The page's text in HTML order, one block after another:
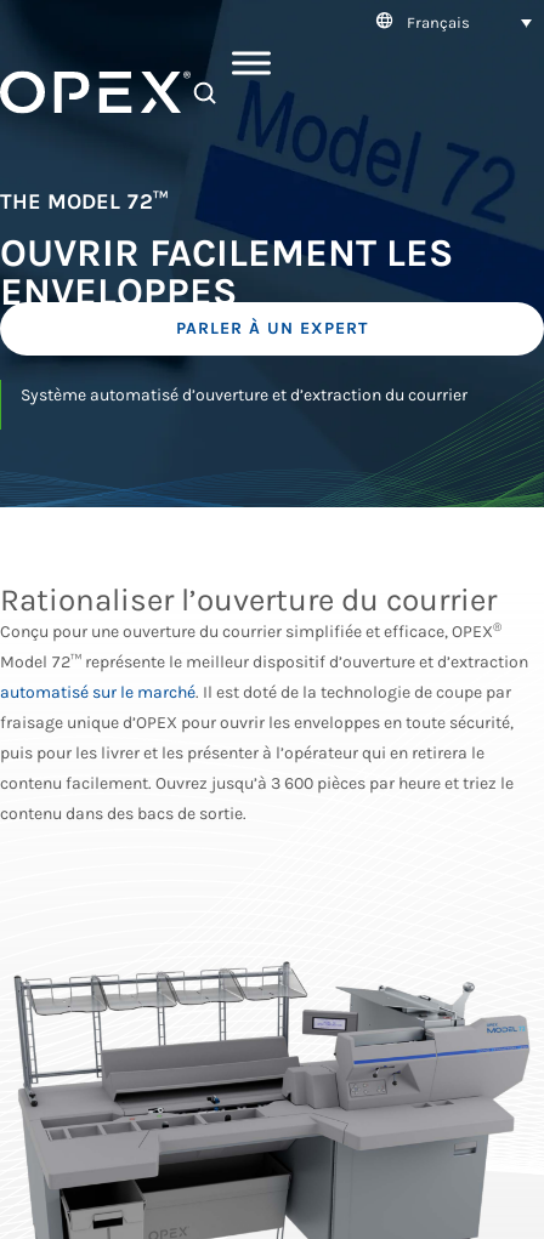
Français
SEARCH
THE MODEL 72™
OUVRIR FACILEMENT LES
ENVELOPPES
PARLER À UN EXPERT
Système automatisé d’ouverture et d’extraction du courrier
Rationaliser l’ouverture du courrier
Conçu pour une ouverture du courrier simplifiée et efficace, OPEX®
Model 72™ représente le meilleur dispositif d’ouverture et d’extraction
automatisé sur le marché. Il est doté de la technologie de coupe par
fraisage unique d’OPEX pour ouvrir les enveloppes en toute sécurité,
puis pour les livrer et les présenter à l’opérateur qui en retirera le
contenu facilement. Ouvrez jusqu’à 3 600 pièces par heure et triez le
contenu dans des bacs de sortie.